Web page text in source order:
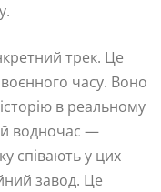
трек. Це
воєнного часу. Воно
в реальному
й водночас —
співають у цих
завод. Це